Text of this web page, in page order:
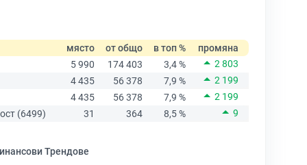
място от общо в топ %
промяна
5 990
174 403 3,4 %
2 803
4 435
56 378 7,9 %
2 199
4 435
56 378 7,9 %
2 199
(6499)
31 364 8,5 % 9
Трендове